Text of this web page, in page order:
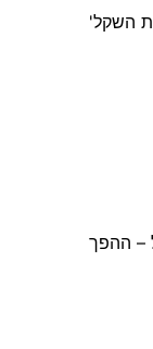
השקל'
– ההפך